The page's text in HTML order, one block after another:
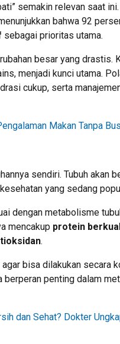
semakin relevan saat
bahwa 92
sebagai prioritas utama.
besar yang drastis.
menjadi kunci utama.
cukup, serta
Makan Tanpa
sendiri. Tubuh akan
yang sedang
dengan metabolisme
mencakup protein
.
bisa dilakukan secara
penting dalam
dan Sehat? Dokter